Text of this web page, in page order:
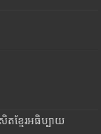
ខ្មែរអធិប្បាយ